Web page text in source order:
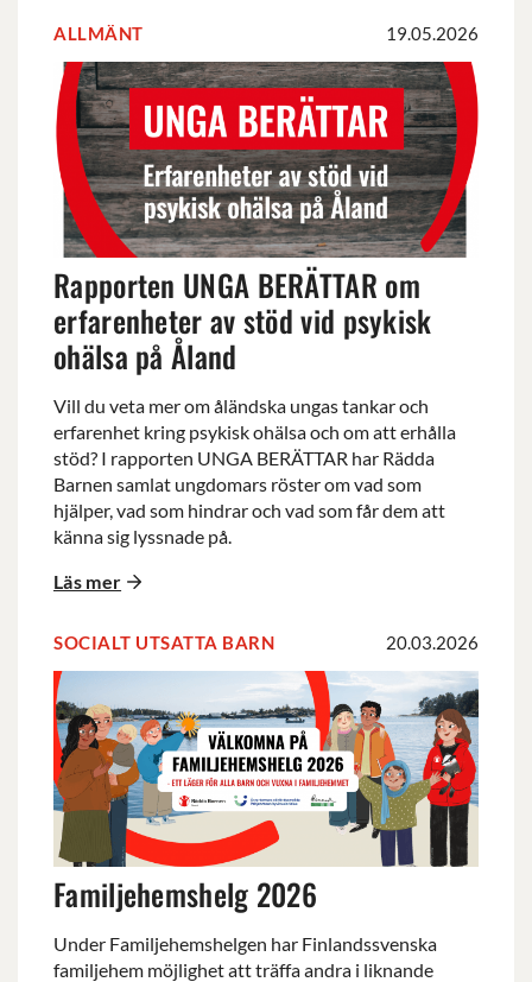
ALLMÄNT 19.05.2026
Rapporten
UNGA
BERÄTTAR
om
erfarenheter
av
stöd
vid
psykisk
ohälsa
på
Åland
Rapporten UNGA BERÄTTAR om
erfarenheter av stöd vid psykisk
ohälsa på Åland
Vill du veta mer om åländska ungas tankar och
erfarenhet kring psykisk ohälsa och om att erhålla
stöd? I rapporten UNGA BERÄTTAR har Rädda
Barnen samlat ungdomars röster om vad som
hjälper, vad som hindrar och vad som får dem att
känna sig lyssnade på.
Läs mer
SOCIALT UTSATTA BARN 20.03.2026
Familjehemshelg
2026
Familjehemshelg 2026
Under Familjehemshelgen har Finlandssvenska
familjehem möjlighet att träffa andra i liknande